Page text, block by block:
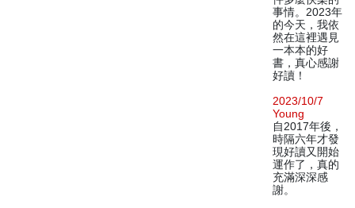
事情。2023年
的今天，我依
然在這裡遇見
一本本的好
書，真心感謝
好讀！
2023/10/7
Young
自2017年後，
時隔六年才發
現好讀又開始
運作了，真的
充滿深深感
謝。